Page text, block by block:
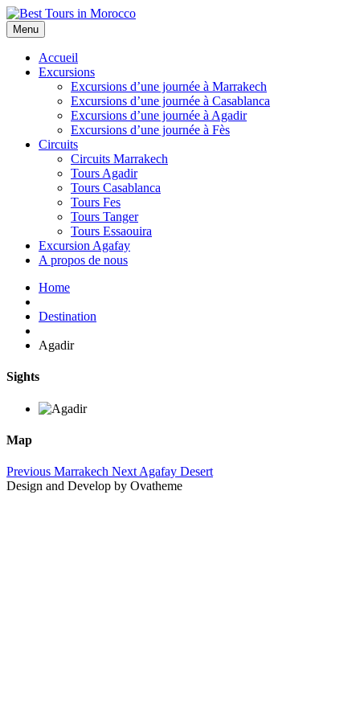
Menu
Accueil
Excursions
Excursions d’une journée à Marrakech
Excursions d’une journée à Casablanca
Excursions d’une journée à Agadir
Excursions d’une journée à Fès
Circuits
Circuits Marrakech
Tours Agadir
Tours Casablanca
Tours Fes
Tours Tanger
Tours Essaouira
Excursion Agafay
A propos de nous
Home
Destination
Agadir
Sights
Map
Previous Marrakech Next Agafay Desert
Design and Develop by Ovatheme